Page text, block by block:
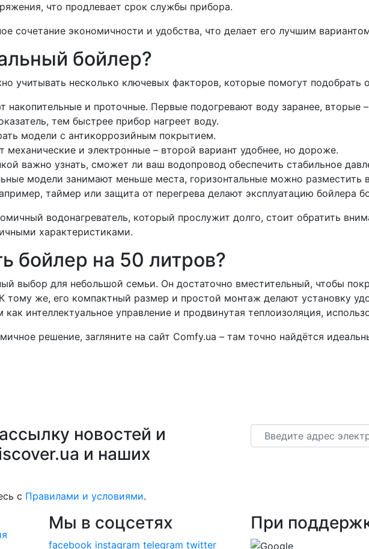
что продлевает срок службы прибора.
сочетание экономичности и удобства, что делает его лучшим
бойлер?
учитывать несколько ключевых факторов, которые помогут
накопительные и проточные. Первые подогревают воду заранее, вторые
тем быстрее прибор нагреет воду.
модели с антикоррозийным покрытием.
механические и электронные – второй вариант удобнее, но дороже.
важно узнать, сможет ли ваш водопровод обеспечить стабильное
модели занимают меньше места, горизонтальные можно разместить
таймер или защита от перегрева делают эксплуатацию бойлера
водонагреватель, который прослужит долго, стоит обратить
характеристиками.
бойлер на 50 литров?
выбор для небольшой семьи. Он достаточно вместительный, чтобы
тому же, его компактный размер и простой монтаж делают установку
интеллектуальное управление и продвинутая теплоизоляция,
решение, загляните на сайт Comfy.ua – там точно найдётся
новостей и
и наших
с Правилами и условиями.
Мы в соцсетях
facebook instagram telegram twitter
При